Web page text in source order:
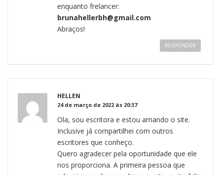
enquanto frelancer:
brunahellerbh@gmail.com
Abraços!
RESPONDER
HELLEN
24 de março de 2022 às 20:37
Ola, sou escritora e estou amando o site.
Inclusive já compartilhei com outros
escritores que conheço.
Quero agradecer pela oportunidade que ele
nos proporciona. A primeira pessoa que